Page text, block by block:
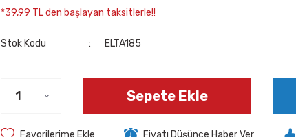
*39,99 TL den başlayan taksitlerle!!
Stok Kodu ELTA185
Sepete Ekle
Fiyatı Düşünce Haber Ver